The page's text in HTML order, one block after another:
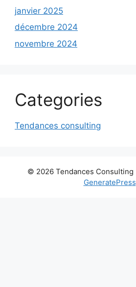
janvier 2025
décembre 2024
novembre 2024
Categories
Tendances consulting
© 2026 Tendances Consulting
GeneratePress